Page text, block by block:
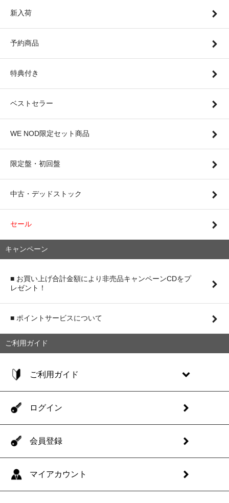
新入荷
予約商品
特典付き
ベストセラー
WE NOD限定セット商品
限定盤・初回盤
中古・デッドストック
セール
キャンペーン
■ お買い上げ合計金額により非売品キャンペーンCDをプ
レゼント！
■ ポイントサービスについて
ご利用ガイド
ご利用ガイド
ログイン
会員登録
マイアカウント